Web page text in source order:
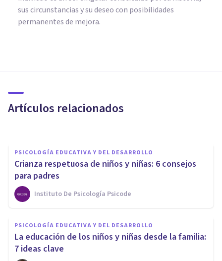
sus circunstancias y su deseo con posibilidades
permanentes de mejora.
Artículos relacionados
padres y madres
PSICOLOGÍA EDUCATIVA Y DEL DESARROLLO
Crianza respetuosa de niños y niñas: 6 consejos
para padres
Instituto De Psicología Psicode
PSICOLOGÍA EDUCATIVA Y DEL DESARROLLO
La educación de los niños y niñas desde la familia:
7 ideas clave
¿Cómo ayudar a tu hijo a ser
responsable? 10 consejos